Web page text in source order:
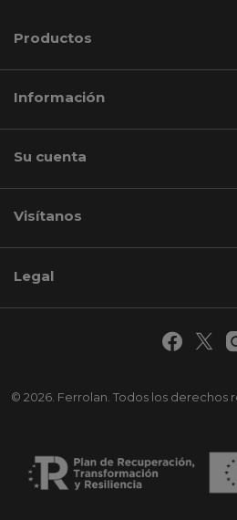
Productos
Información
Su cuenta
Visítanos
© 2026. Ferrolan. Todos los derechos
Legal